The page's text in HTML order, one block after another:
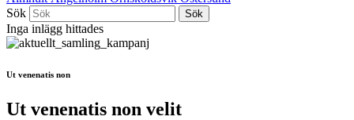
Sök
Inga inlägg hittades
Ut venenatis non
Ut venenatis non velit